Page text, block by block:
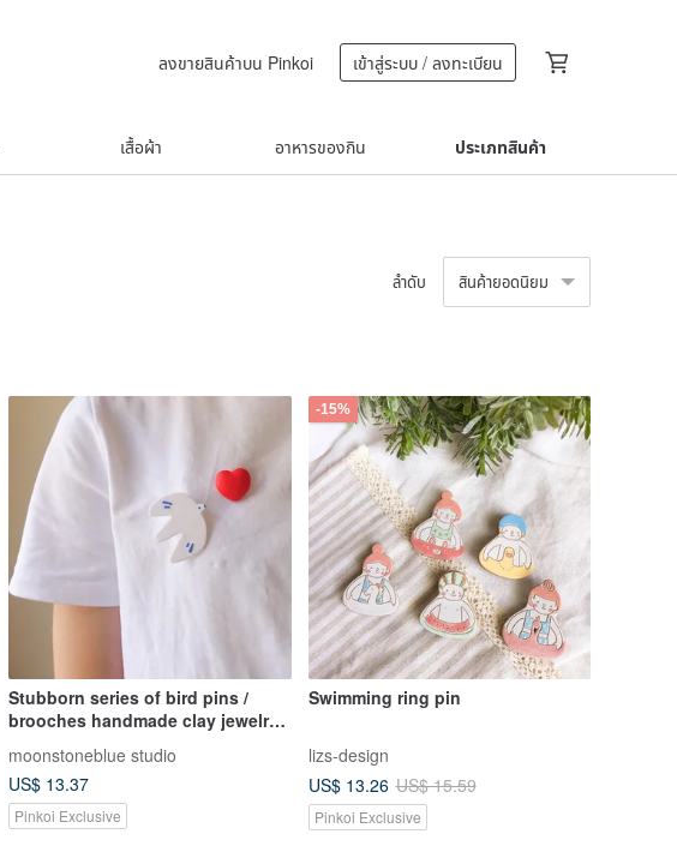
ลงขายสินค้าบน Pinkoi เข้าสู่ระบบ / ลงทะเบียน
เสื้อผ้า อาหารของกิน ประเภทสินค้า
ลำดับ สินค้ายอดนิยม
Stubborn series of bird pins /
brooches handmade clay jewelry
moonstoneblue studio
US$ 13.37
Pinkoi Exclusive
-15%
Swimming ring pin
lizs-design
US$ 13.26 US$ 15.59
Pinkoi Exclusive